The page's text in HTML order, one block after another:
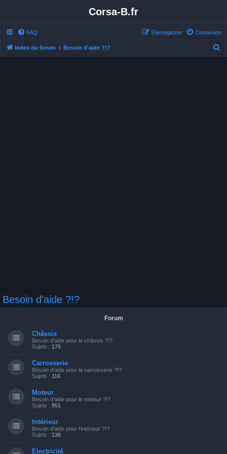
Corsa-B.fr
FAQ Connexion
S’enregistrer
Index du forum Besoin d'aide ?!?
Besoin d'aide ?!?
Forum
Châssis
Besoin d'aide pour le châssis ?!?
Sujets : 175
Carrosserie
Besoin d'aide pour la carrosserie ?!?
Sujets : 116
Moteur
Besoin d'aide pour le moteur ?!?
Sujets : 851
Intérieur
Besoin d'aide pour l'intérieur ?!?
Sujets : 136
Electricité